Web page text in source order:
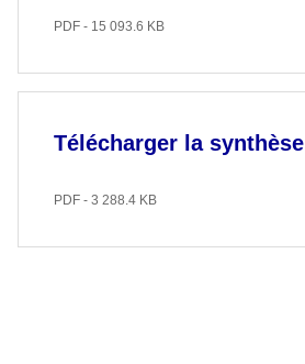
PDF - 15 093.6 KB
Télécharger la synthèse
PDF - 3 288.4 KB